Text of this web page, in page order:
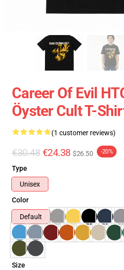
Career Of Evil
Öyster Cult T-
(1 customer reviews)
€30.48 €24.38 $26.50 -20%
Type
Unisex
Color
Default
Size